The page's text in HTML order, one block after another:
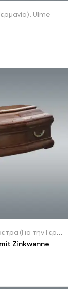
, Ulme
(Για την Γερμανία)
Zinkwanne